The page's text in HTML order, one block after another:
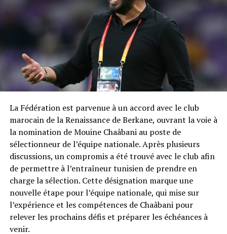
La Fédération est parvenue à un accord avec le club
marocain de la Renaissance de Berkane, ouvrant la voie à
la nomination de Mouine Chaâbani au poste de
sélectionneur de l’équipe nationale. Après plusieurs
discussions, un compromis a été trouvé avec le club afin
de permettre à l’entraîneur tunisien de prendre en
charge la sélection. Cette désignation marque une
nouvelle étape pour l’équipe nationale, qui mise sur
l’expérience et les compétences de Chaâbani pour
relever les prochains défis et préparer les échéances à
venir.